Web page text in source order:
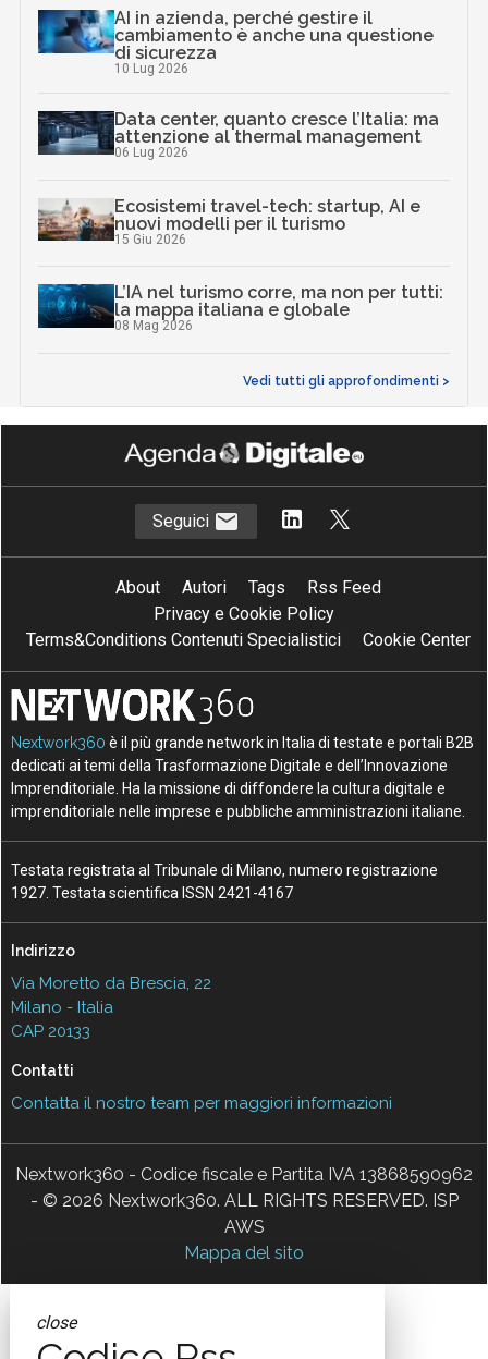
AI in azienda, perché gestire il
cambiamento è anche una questione
di sicurezza
10 Lug 2026
Data center, quanto cresce l’Italia: ma
attenzione al thermal management
06 Lug 2026
Ecosistemi travel-tech: startup, AI e
nuovi modelli per il turismo
15 Giu 2026
L’IA nel turismo corre, ma non per tutti:
la mappa italiana e globale
08 Mag 2026
Vedi tutti gli approfondimenti >
Seguici
About Autori Tags
Rss Feed
Privacy e Cookie Policy
Terms&Conditions Contenuti Specialistici
Cookie Center
Nextwork360 è il più grande network in Italia di testate e portali B2B
dedicati ai temi della Trasformazione Digitale e dell’Innovazione
Imprenditoriale. Ha la missione di diffondere la cultura digitale e
imprenditoriale nelle imprese e pubbliche amministrazioni italiane.
Testata registrata al Tribunale di Milano, numero registrazione
1927. Testata scientifica ISSN 2421-4167
Indirizzo
Via Moretto da Brescia, 22
Milano - Italia
CAP 20133
Contatti
Contatta il nostro team per maggiori informazioni
Nextwork360 - Codice fiscale e Partita IVA 13868590962
- © 2026 Nextwork360. ALL RIGHTS RESERVED. ISP
AWS
Mappa del sito
close